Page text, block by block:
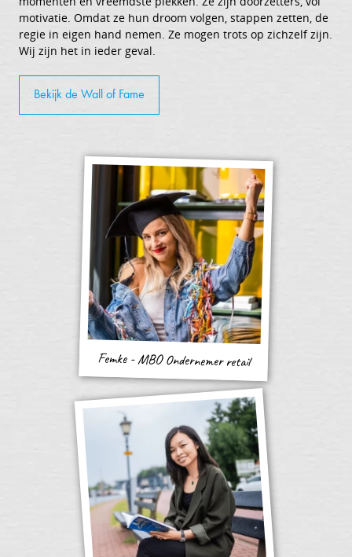
motivatie. Omdat ze hun droom volgen, stappen zetten, de
regie in eigen hand nemen. Ze mogen trots op zichzelf zijn.
Wij zijn het in ieder geval.
Bekijk de Wall of Fame
Femke - MBO Ondernemer retail